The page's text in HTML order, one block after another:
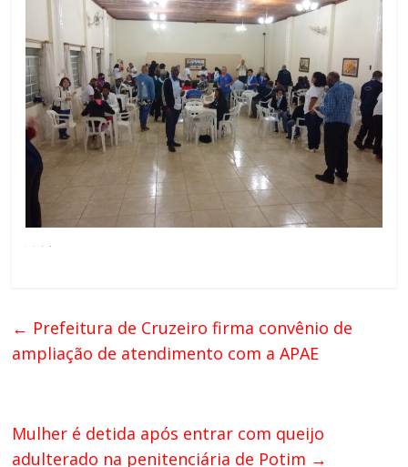
← Prefeitura de Cruzeiro firma convênio de
ampliação de atendimento com a APAE
Mulher é detida após entrar com queijo
adulterado na penitenciária de Potim →